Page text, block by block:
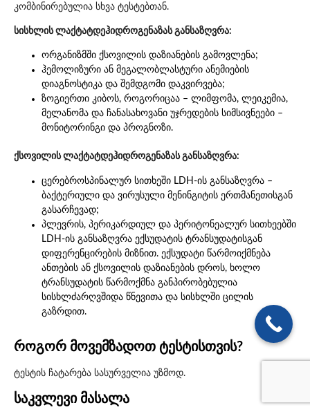
კომბინირებულია სხვა ტესტებთან.
სისხლის ლაქტატდეჰიდროგენაზას განსაზღვრა:
ორგანიზმში ქსოვილის დაზიანების გამოვლენა;
ჰემოლიზური ან მეგალობლასტური ანემიების
დიაგნოსტიკა და შემდგომი დაკვირვება;
ზოგიერთი კიბოს, როგორიცაა – ლიმფომა, ლეიკემია,
მელანომა და ჩანასახოვანი უჯრედების სიმსივნეები –
მონიტორინგი და პროგნოზი.
ქსოვილის ლაქტატდეჰიდროგენაზას განსაზღვრა:
ცერებროსპინალურ სითხეში LDH-ის განსაზღვრა –
ბაქტერიული და ვირუსული მენინგიტის ერთმანეთისგან
გასარჩევად;
პლევრის, პერიკარდიულ და პერიტონეალურ სითხეებში
LDH-ის განსაზღვრა ექსუდატის ტრანსუდატისგან
დიფერენცირების მიზნით. ექსუდატი წარმოიქმნება
ანთების ან ქსოვილის დაზიანების დროს, ხოლო
ტრანსუდატის წარმოქმნა განპირობებულია
სისხლძარღვშიდა წნევითა და სისხლში ცილის
გაზრდით.
როგორ მოვემზადოთ ტესტისთვის?
ტესტის ჩატარება სასურველია უზმოდ.
საკვლევი მასალა